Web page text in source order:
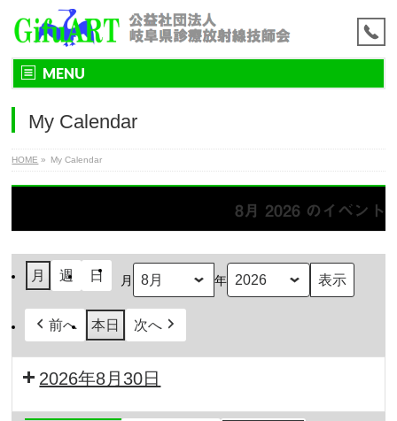
MENU
My Calendar
HOME » My Calendar
8月 2026 のイベント
月 週 日 月 年
前へ 本日 次へ
2026年8月30日
チ